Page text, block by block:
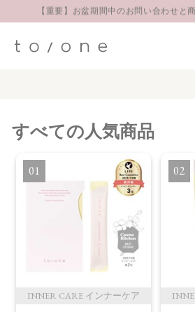
【重要】お盆期間中のお問い合わせと
LINE お友達登録 500円OFFクー
すべての人気商品
1
INNER CARE インナーケア
2